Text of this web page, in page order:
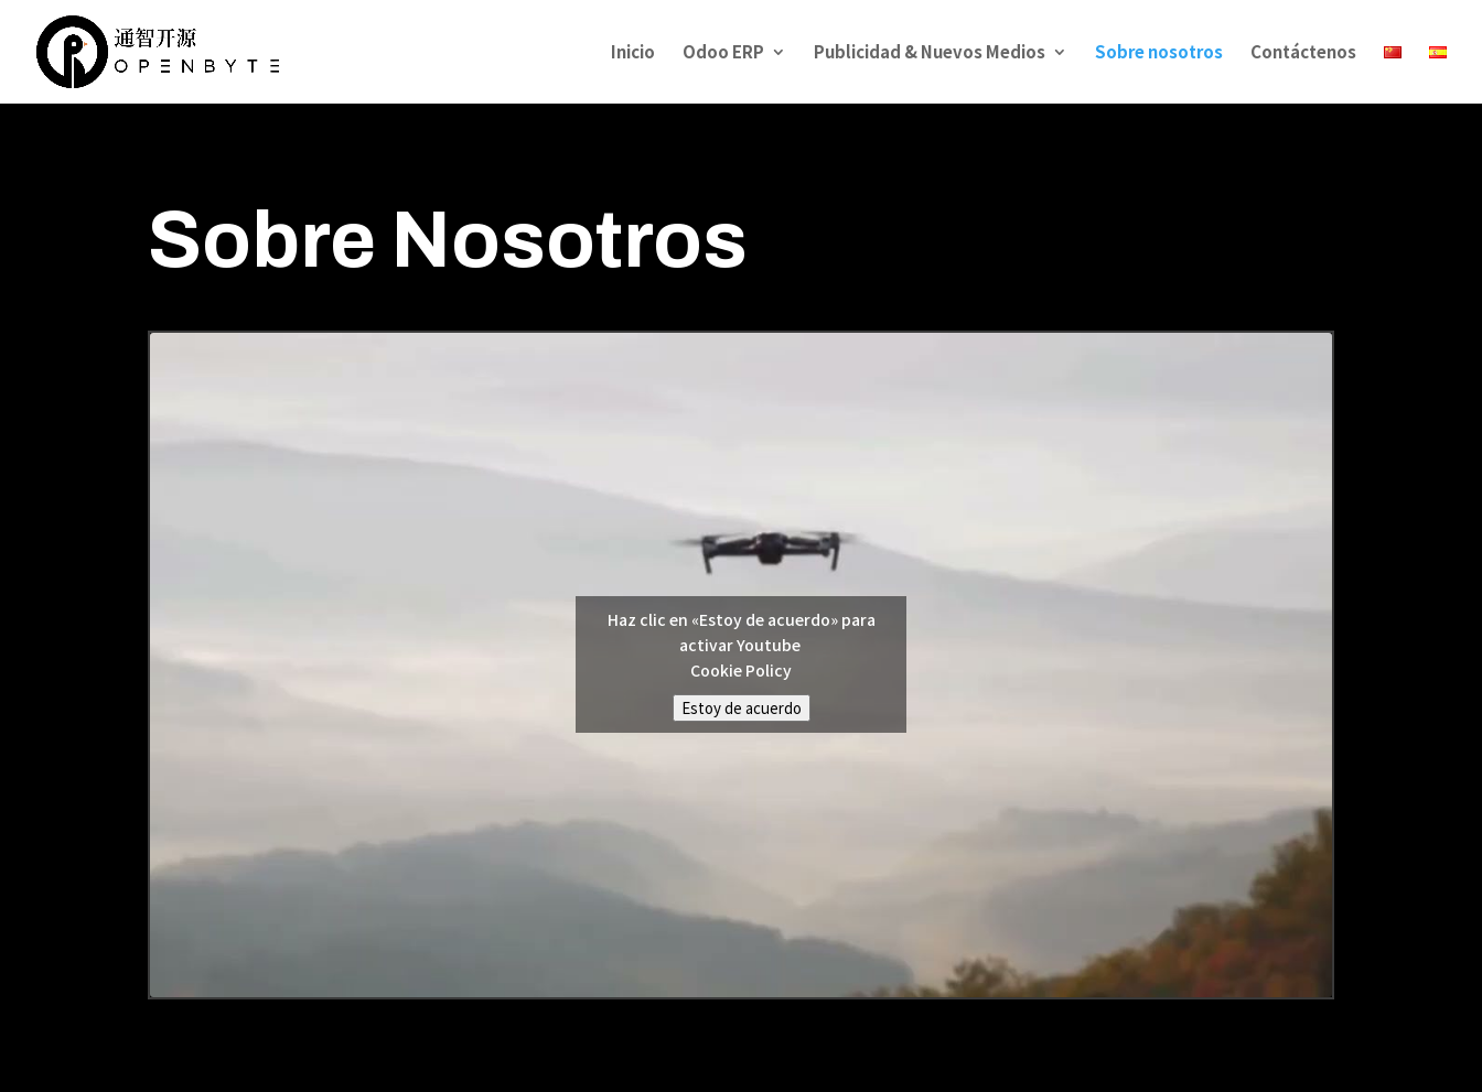
Inicio Odoo ERP Publicidad & Nuevos Medios Sobre nosotros Contáctenos
Sobre Nosotros
Haz clic en «Estoy de acuerdo» para
activar Youtube
Cookie Policy
Estoy de acuerdo